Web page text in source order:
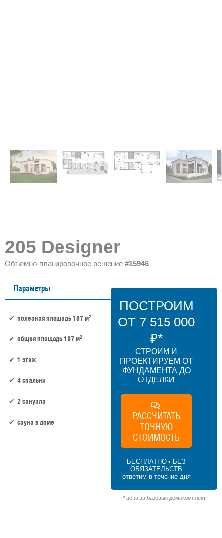
205 Designer
Объемно-планировочное решение #15946
Параметры
полезная площадь 167 м2
общая площадь 197 м2
1 этаж
4 спальни
2 санузла
сауна в доме
ПОСТРОИМ
ОТ 7 515 000
₽*
СТРОИМ И
ПРОЕКТИРУЕМ ОТ
ФУНДАМЕНТА ДО
ОТДЕЛКИ
РАССЧИТАТЬ
ТОЧНУЮ
СТОИМОСТЬ
БЕСПЛАТНО • БЕЗ
ОБЯЗАТЕЛЬСТВ
ответим в течение дня
* цена за базовый домокомплект